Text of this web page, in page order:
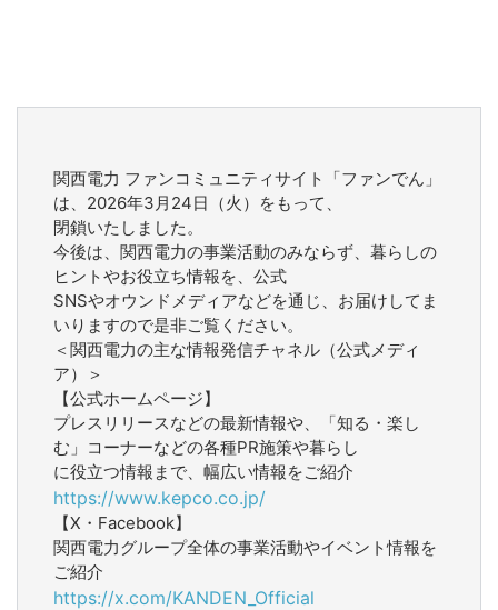
関西電力 ファンコミュニティサイト「ファンでん」
は、2026年3月24日（火）をもって、
閉鎖いたしました。
今後は、関西電力の事業活動のみならず、暮らしの
ヒントやお役立ち情報を、公式
SNSやオウンドメディアなどを通じ、お届けしてま
いりますので是非ご覧ください。
＜関西電力の主な情報発信チャネル（公式メディ
ア）＞
【公式ホームページ】
プレスリリースなどの最新情報や、「知る・楽し
む」コーナーなどの各種PR施策や暮らし
に役立つ情報まで、幅広い情報をご紹介
https://www.kepco.co.jp/
【X・Facebook】
関西電力グループ全体の事業活動やイベント情報を
ご紹介
https://x.com/KANDEN_Official